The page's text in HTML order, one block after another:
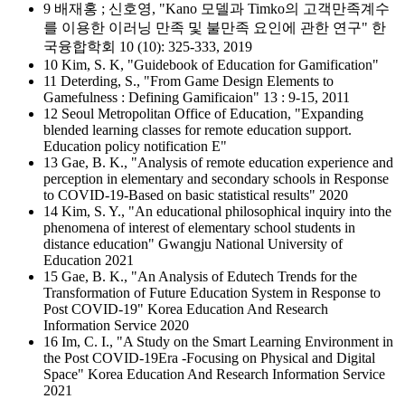
9 배재홍 ; 신호영, "Kano 모델과 Timko의 고객만족계수
를 이용한 이러닝 만족 및 불만족 요인에 관한 연구" 한
국융합학회 10 (10): 325-333, 2019
10 Kim, S. K, "Guidebook of Education for Gamification"
11 Deterding, S., "From Game Design Elements to
Gamefulness : Defining Gamificaion" 13 : 9-15, 2011
12 Seoul Metropolitan Office of Education, "Expanding
blended learning classes for remote education support.
Education policy notification E"
13 Gae, B. K., "Analysis of remote education experience and
perception in elementary and secondary schools in Response
to COVID-19-Based on basic statistical results" 2020
14 Kim, S. Y., "An educational philosophical inquiry into the
phenomena of interest of elementary school students in
distance education" Gwangju National University of
Education 2021
15 Gae, B. K., "An Analysis of Edutech Trends for the
Transformation of Future Education System in Response to
Post COVID-19" Korea Education And Research
Information Service 2020
16 Im, C. I., "A Study on the Smart Learning Environment in
the Post COVID-19Era -Focusing on Physical and Digital
Space" Korea Education And Research Information Service
2021